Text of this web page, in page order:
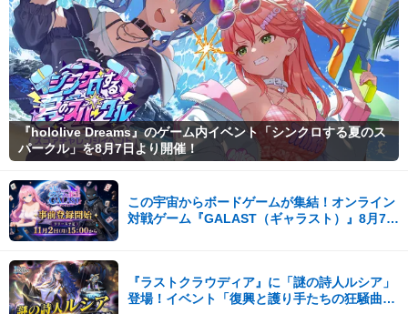
『hololive Dreams』のゲーム内イベント「シンクロする夏のス
パークル」を8月7日より開催！
この宇宙からボードゲームが集結！オンライン
対戦ゲーム『GALAST（ギャラスト）』8月7日
『ラストクラウディア』に「謎の詩人ルシア」
登場！イベント「復興と護り手たちの狂騒曲」